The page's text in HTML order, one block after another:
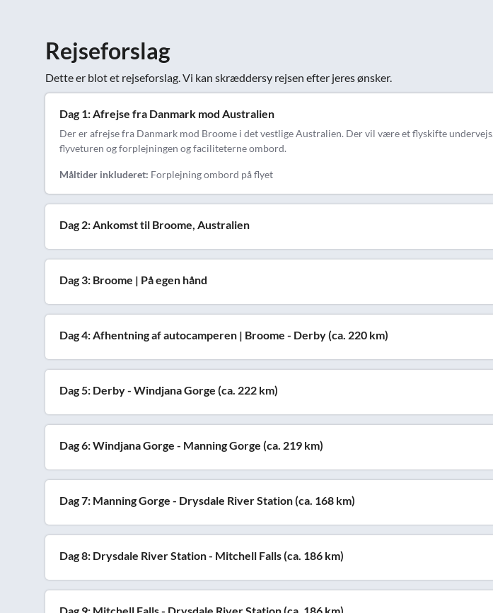
Rejseforslag
Dette er blot et rejseforslag. Vi kan skræddersy rejsen efter jeres ønsker.
Dag 1: Afrejse fra Danmark mod Australien
Der er afrejse fra Danmark mod Broome i det vestlige Australien. Der vil være et flyskifte
flyveturen og forplejningen og faciliteterne ombord.
Måltider inkluderet: Forplejning ombord på flyet
Dag 2: Ankomst til Broome, Australien
Dag 3: Broome | På egen hånd
Dag 4: Afhentning af autocamperen | Broome - Derby (ca. 220 km)
Dag 5: Derby - Windjana Gorge (ca. 222 km)
Dag 6: Windjana Gorge - Manning Gorge (ca. 219 km)
Dag 7: Manning Gorge - Drysdale River Station (ca. 168 km)
Dag 8: Drysdale River Station - Mitchell Falls (ca. 186 km)